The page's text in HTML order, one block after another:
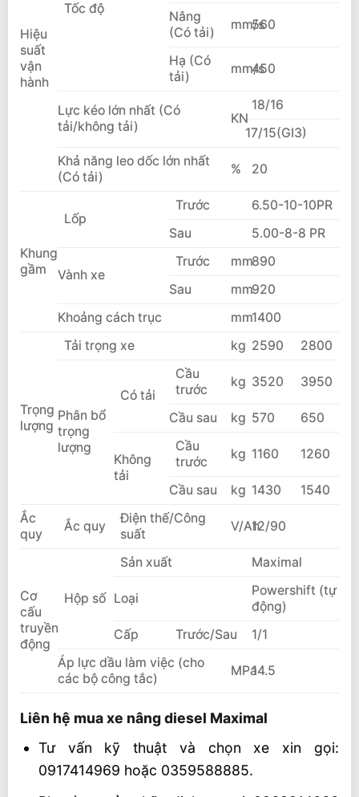
Hiệu
suất
vận
hành
Tốc độ
Nâng
(Có tải)
mm/s560
Hạ (Có
tải)
mm/s450
Lực kéo lớn nhất (Có
tải/không tải)
KN
18/16
17/15(GI3)
Khả năng leo dốc lớn nhất
(Có tải)
% 20
Khung
gầm
Lốp
Trước
6.50-10-10PR
Sau
5.00-8-8 PR
Vành xe
Trước mm890
Sau
mm920
Khoảng cách trục
mm1400
Trọng
lượng
Tải trọng xe kg 2590 2800
Phân bổ
trọng
lượng
Có tải
Cầu
trước
kg 3520 3950
Cầu sau kg 570 650
Không
tải
Cầu
trước
kg 1160 1260
Cầu sau kg 1430
1540
Ắc
quy
Ắc quy
Điện thế/Công
suất
V/Ah12/90
Cơ
cấu
truyền
động
Hộp số
Sản xuất Maximal
Loại
Powershift (tự
động)
Cấp
Trước/Sau
1/1
Áp lực dầu làm việc (cho
các bộ công tắc)
MPa14.5
Liên hệ mua xe nâng diesel Maximal
Tư vấn kỹ thuật và chọn xe xin gọi:
0917414969 hoặc 0359588885.